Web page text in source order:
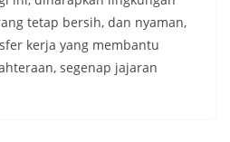
tetap bersih, dan nyaman,
kerja yang membantu
segenap jajaran